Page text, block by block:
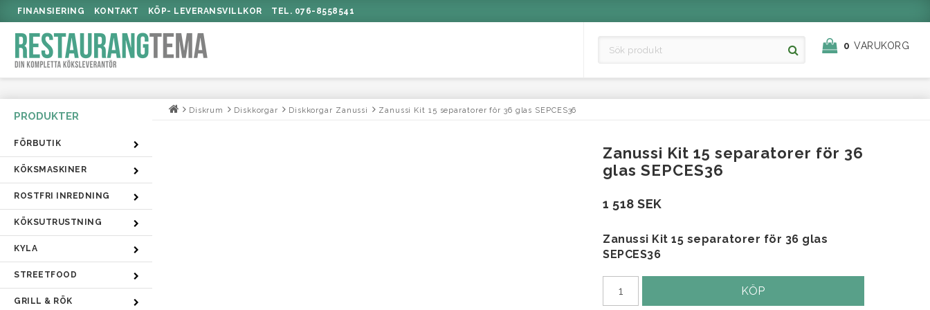
FINANSIERING KONTAKT KÖP- LEVERANSVILLKOR TEL. 076-8558541
0 VARUKORG
FÖRBUTIK
KÖKSMASKINER
ROSTFRI INREDNING
KÖKSUTRUSTNING
KYLA
STREETFOOD
GRILL & RÖK
Diskrum Diskkorgar Diskkorgar Zanussi Zanussi Kit 15 separatorer för 36 glas SEPCES36
Zanussi Kit 15 separatorer för 36
glas SEPCES36
1 518 SEK
Zanussi Kit 15 separatorer för 36 glas
SEPCES36
KÖP